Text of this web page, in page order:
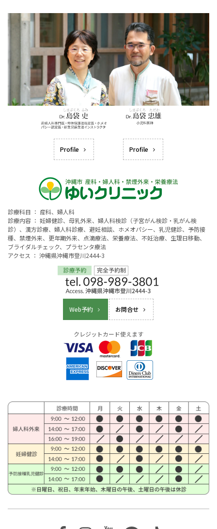
Profile Profile
診療科目 ： 産科、婦人科
診療内容 ： 妊婦健診、母乳外来、婦人科検診（子宮がん検診・乳がん検
診）、漢方診療、婦人科診療、避妊相談、ホメオパシー、乳児健診、予防接
種、禁煙外来、更年期外来、点滴療法、栄養療法、不妊治療、生理日移動、
ブライダルチェック、プラセンタ療法
アクセス ： 沖縄県沖縄市登川2444-3
Web予約 お問合せ
クレジットカード使えます